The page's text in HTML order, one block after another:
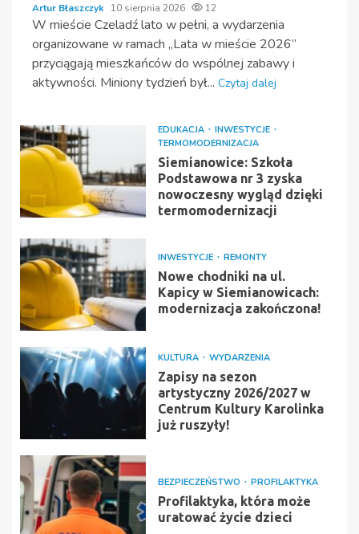
Artur Błaszczyk 10 sierpnia 2026 12
W mieście Czeladź lato w pełni, a wydarzenia
organizowane w ramach „Lata w mieście 2026”
przyciągają mieszkańców do wspólnej zabawy i
aktywności. Miniony tydzień był... Czytaj dalej
EDUKACJA
INWESTYCJE
TERMOMODERNIZACJA
Siemianowice: Szkoła
Podstawowa nr 3 zyska
nowoczesny wygląd dzięki
termomodernizacji
INWESTYCJE REMONTY
Nowe chodniki na ul.
Kapicy w Siemianowicach:
modernizacja zakończona!
KULTURA WYDARZENIA
Zapisy na sezon
artystyczny 2026/2027 w
Centrum Kultury Karolinka
już ruszyły!
BEZPIECZEŃSTWO PROFILAKTYKA
Profilaktyka, która może
uratować życie dzieci